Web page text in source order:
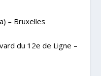
– Bruxelles
du 12e de Ligne –